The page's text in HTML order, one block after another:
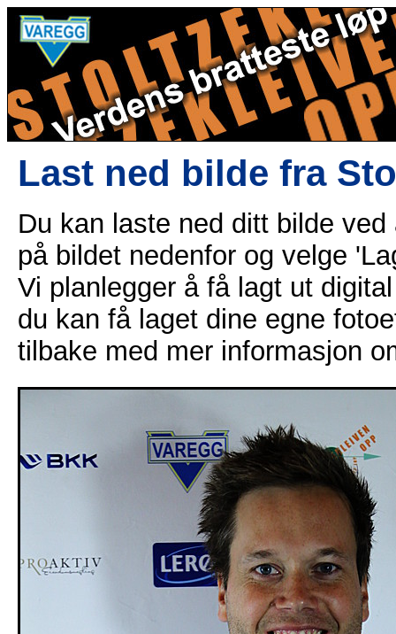
Last ned bilde fra
Du kan laste ned ditt bilde
på bildet nedenfor og velge
Vi planlegger å få lagt ut
du kan få laget dine egne
tilbake med mer informasjon